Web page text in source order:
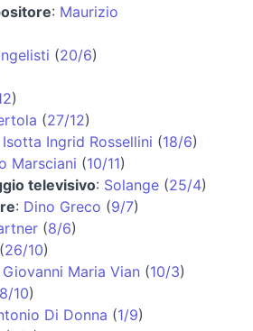
: Maurizio
(20/6)
)
(27/12)
Isotta Ingrid Rossellini (18/6)
Marsciani (10/11)
televisivo: Solange (25/4)
: Dino Greco (9/7)
(8/6)
(26/10)
Giovanni Maria Vian (10/3)
8/10)
Di Donna (1/9)